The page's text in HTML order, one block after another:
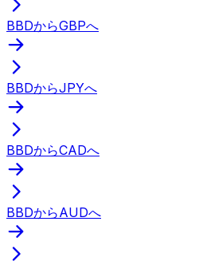
BBDからGBPへ
BBDからJPYへ
BBDからCADへ
BBDからAUDへ